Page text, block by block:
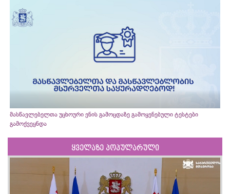
მასწავლებელთა უცხოური ენის გამოცდაზე გამოყენებული ტესტები
გამოქვეყნდა
ყველაზე პოპულარული